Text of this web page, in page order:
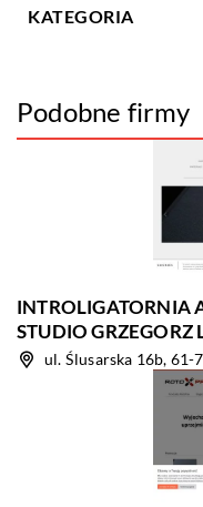
KATEGORIA
Podobne firmy
INTROLIGATORNIA
STUDIO
ul. Ślusarska 16b, 61-